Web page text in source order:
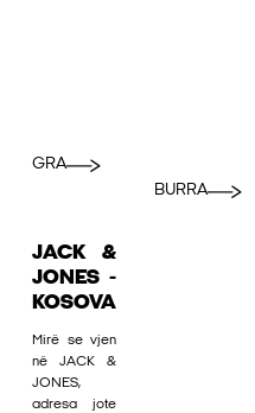
GRA
BURRA
JACK &
JONES -
KOSOVA
Mirë se vjen
në JACK &
JONES,
adresa jote